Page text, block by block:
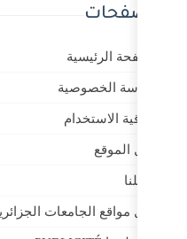
الجزائرية و المدارس الوطنية